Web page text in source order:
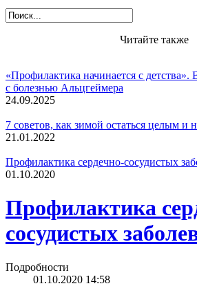
Читайте также
«Профилактика начинается с
с болезнью Альцгеймера
24.09.2025
7 советов, как зимой остаться целым и
21.01.2022
Профилактика сердечно-сосудистых
01.10.2020
Профилактика
сосудистых
Подробности
01.10.2020 14:58